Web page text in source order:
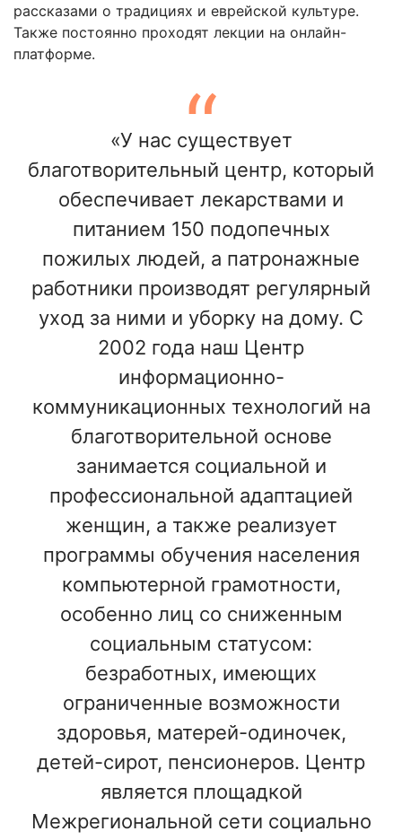
рассказами о традициях и еврейской культуре.
Также постоянно проходят лекции на онлайн-
платформе.
«У нас существует
благотворительный центр, который
обеспечивает лекарствами и
питанием 150 подопечных
пожилых людей, а патронажные
работники производят регулярный
уход за ними и уборку на дому. С
2002 года наш Центр
информационно-
коммуникационных технологий на
благотворительной основе
занимается социальной и
профессиональной адаптацией
женщин, а также реализует
программы обучения населения
компьютерной грамотности,
особенно лиц со сниженным
социальным статусом:
безработных, имеющих
ограниченные возможности
здоровья, матерей-одиночек,
детей-сирот, пенсионеров. Центр
является площадкой
Межрегиональной сети социально